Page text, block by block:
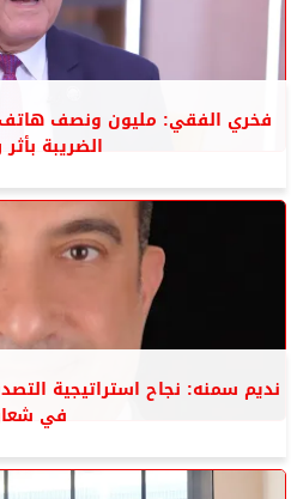
فخري الفقي: مليون ونصف
الضريبة
نديم سمنه: نجاح استراتيجية
في